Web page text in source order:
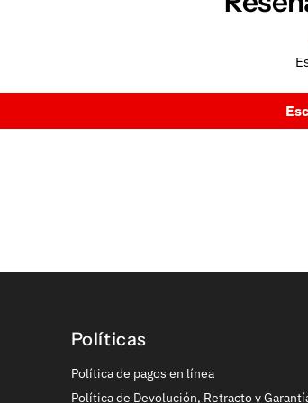
Políticas
Política de pagos en línea
Política de Devolución, Retracto y